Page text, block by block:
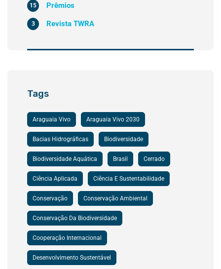
Prêmios
15
Revista TWRA
3
Tags
Araguaia Vivo Araguaia Vivo 2030
Bacias Hidrográficas Biodiversidade
Biodiversidade Aquática Brasil Cerrado
Ciência Aplicada Ciência E Sustentabilidade
Conservação Conservação Ambiental
Conservação Da Biodiversidade
Cooperação Internacional
Desenvolvimento Sustentável